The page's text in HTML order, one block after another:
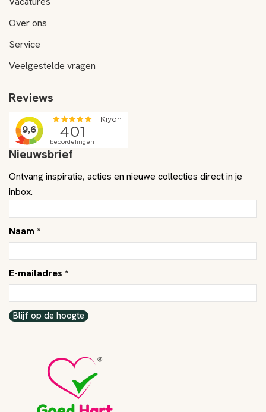
Over ons
Service
Veelgestelde vragen
Reviews
Nieuwsbrief
Ontvang inspiratie, acties en nieuwe collecties direct in je
inbox.
Naam *
E-mailadres *
Blijf op de hoogte